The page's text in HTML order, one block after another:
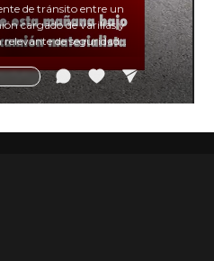
de tránsito entre un
cargado de varillas y
de seguridad
para motociclistas.